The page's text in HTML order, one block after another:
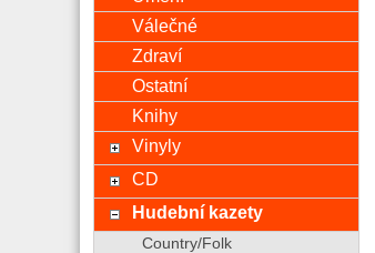
Válečné
Zdraví
Ostatní
Knihy
Vinyly
CD
Hudební kazety
Country/Folk